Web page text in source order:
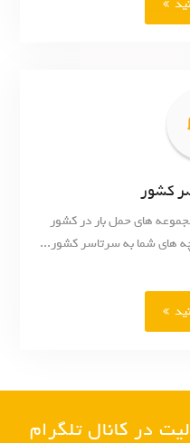
کشور
های حمل بار در کشور
های شما به سرتاسر کشور...
در کانال تلگرام